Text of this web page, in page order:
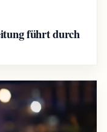
führt durch